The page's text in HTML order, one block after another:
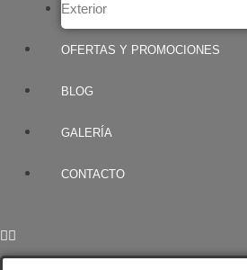
Exterior
OFERTAS Y PROMOCIONES
BLOG
GALERÍA
CONTACTO